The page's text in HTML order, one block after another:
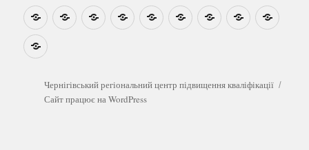
НовиниНавчально-
методичні
Ми
на
Звіти Про
центр
План
графік
Розумовські
зустрічі
Реєстрація
Які
безоплатні
можна
пройти
у
Чернігівський регіональний центр підвищення кваліфікації
Сайт працює на WordPress